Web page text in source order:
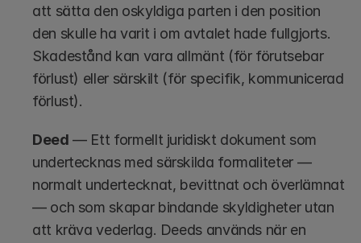
att sätta den oskyldiga parten i den position
den skulle ha varit i om avtalet hade fullgjorts.
Skadestånd kan vara allmänt (för förutsebar
förlust) eller särskilt (för specifik, kommunicerad
förlust).
Deed — Ett formellt juridiskt dokument som
undertecknas med särskilda formaliteter —
normalt undertecknat, bevittnat och överlämnat
— och som skapar bindande skyldigheter utan
att kräva vederlag. Deeds används när en